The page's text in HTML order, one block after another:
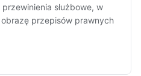
służbowe, w
przepisów prawnych